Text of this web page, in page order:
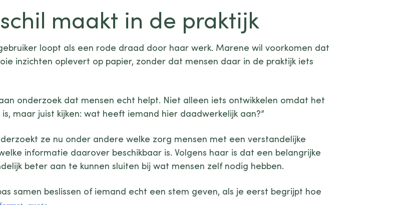
maakt in de praktijk
loopt als een rode draad door haar werk. Marene wil voorkomen dat
inzichten oplevert op papier, zonder dat mensen daar in de praktijk iets
onderzoek dat mensen echt helpt. Niet alleen iets ontwikkelen omdat het
maar juist kijken: wat heeft iemand hier daadwerkelijk aan?”
ze nu onder andere welke zorg mensen met een verstandelijke
informatie daarover beschikbaar is. Volgens haar is dat een belangrijke
beter aan te kunnen sluiten bij wat mensen zelf nodig hebben.
samen beslissen of iemand echt een stem geven, als je eerst begrijpt hoe